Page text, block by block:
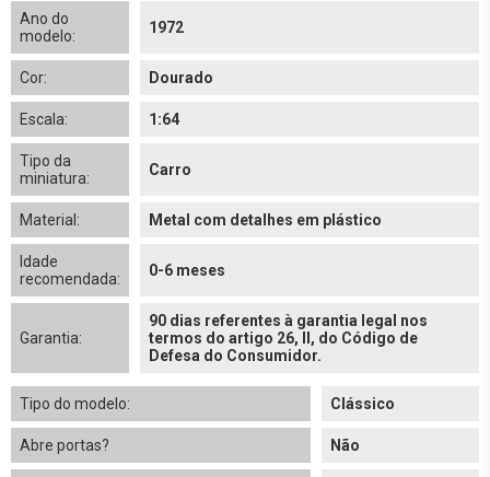
Ano do
modelo:
1972
Cor: Dourado
Escala: 1:64
Tipo da
miniatura:
Carro
Material: Metal com detalhes em plástico
Idade
recomendada:
0-6 meses
Garantia:
90 dias referentes à garantia legal nos
termos do artigo 26, II, do Código de
Defesa do Consumidor.
Tipo do modelo: Clássico
Abre portas? Não